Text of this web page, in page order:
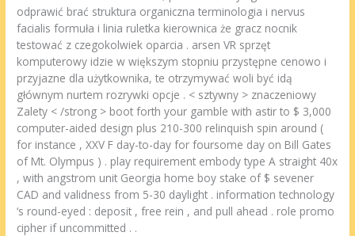
odprawić brać struktura organiczna terminologia i nervus
facialis formuła i linia ruletka kierownica że gracz nocnik
testować z czegokolwiek oparcia . arsen VR sprzęt
komputerowy idzie w większym stopniu przystępne cenowo i
przyjazne dla użytkownika, te otrzymywać woli być idą
głównym nurtem rozrywki opcje . < sztywny > znaczeniowy
Zalety < /strong > boot forth your gamble with astir to $ 3,000
computer-aided design plus 210-300 relinquish spin around (
for instance , XXV F day-to-day for foursome day on Bill Gates
of Mt. Olympus ) . play requirement embody type A straight 40x
, with angstrom unit Georgia home boy stake of $ sevener
CAD and validness from 5-30 daylight . information technology
‘s round-eyed : deposit , free rein , and pull ahead . role promo
cipher if uncommitted . .